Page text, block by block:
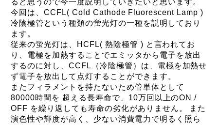
ると思うので今一度説明していきたいと思います。
今回は、CCFL( Cold Cathode Fluorescent Lamp )
冷陰極管という種類の蛍光灯の一種を説明しており
ます。
従来の蛍光灯は、HCFL( 熱陰極管 ) と言われてお
り、電極を加熱することでエミッタから電子を放出
するのに対し、CCFL（冷陰極管）は、電極を加熱せ
ず電子を放出して点灯することができます。
またフィラメントを持たないため管単体として
80000時間を 超える長寿命で、10万回以上のON /
OFF を繰り返しても寿命の劣化がありません。 また
演色性や輝度が高く、少ない消費電力で明るく照ら